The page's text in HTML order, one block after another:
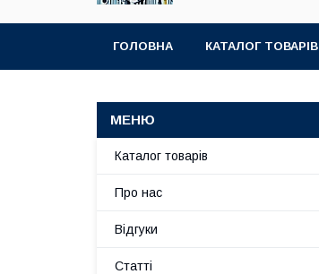
ГОЛОВНА КАТАЛОГ ТОВАРІВ
Каталог товарів
Про нас
Відгуки
Статті